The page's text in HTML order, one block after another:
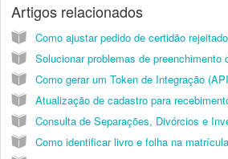
Artigos relacionados
Como ajustar pedido de certidão
Solucionar problemas de preenchimento
Como gerar um Token de Integração
Consulta de Separações, Divórcios e
Como identificar livro e folha na